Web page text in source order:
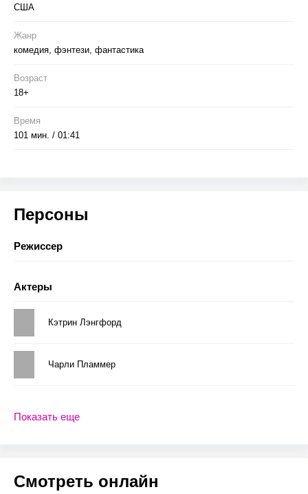
США
Жанр
комедия, фэнтези, фантастика
Возраст
18+
Время
101 мин. / 01:41
Персоны
Режиссер
Актеры
Кэтрин Лэнгфорд
Чарли Пламмер
Показать еще
Смотреть онлайн